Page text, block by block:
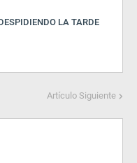
LA TARDE
Artículo Siguiente